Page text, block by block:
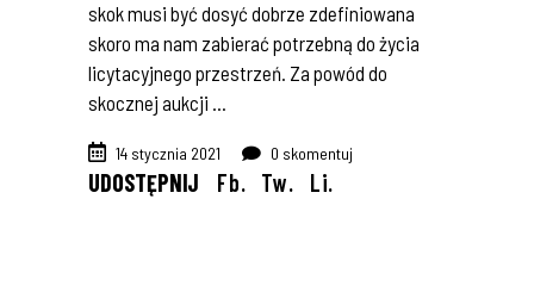
skok musi być dosyć dobrze zdefiniowana
skoro ma nam zabierać potrzebną do życia
licytacyjnego przestrzeń. Za powód do
skocznej aukcji
14 stycznia 2021 0 skomentuj
UDOSTĘPNIJ Fb. Tw. Li.